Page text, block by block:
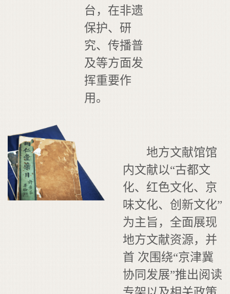
台，在非遗
保护、研
究、传播普
及等方面发
挥重要作
用。
地方文献馆馆
内文献以“古都文
化、红色文化、京
味文化、创新文化”
为主旨，全面展现
地方文献资源，并
首 次围绕“京津冀
协同发展”推出阅读